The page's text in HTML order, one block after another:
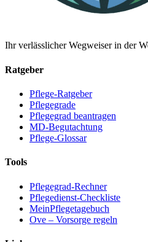
Ihr verlässlicher Wegweiser in der
Ratgeber
Pflege-Ratgeber
Pflegegrade
Pflegegrad beantragen
MD-Begutachtung
Pflege-Glossar
Tools
Pflegegrad-Rechner
Pflegedienst-Checkliste
MeinPflegetagebuch
Ove – Vorsorge regeln